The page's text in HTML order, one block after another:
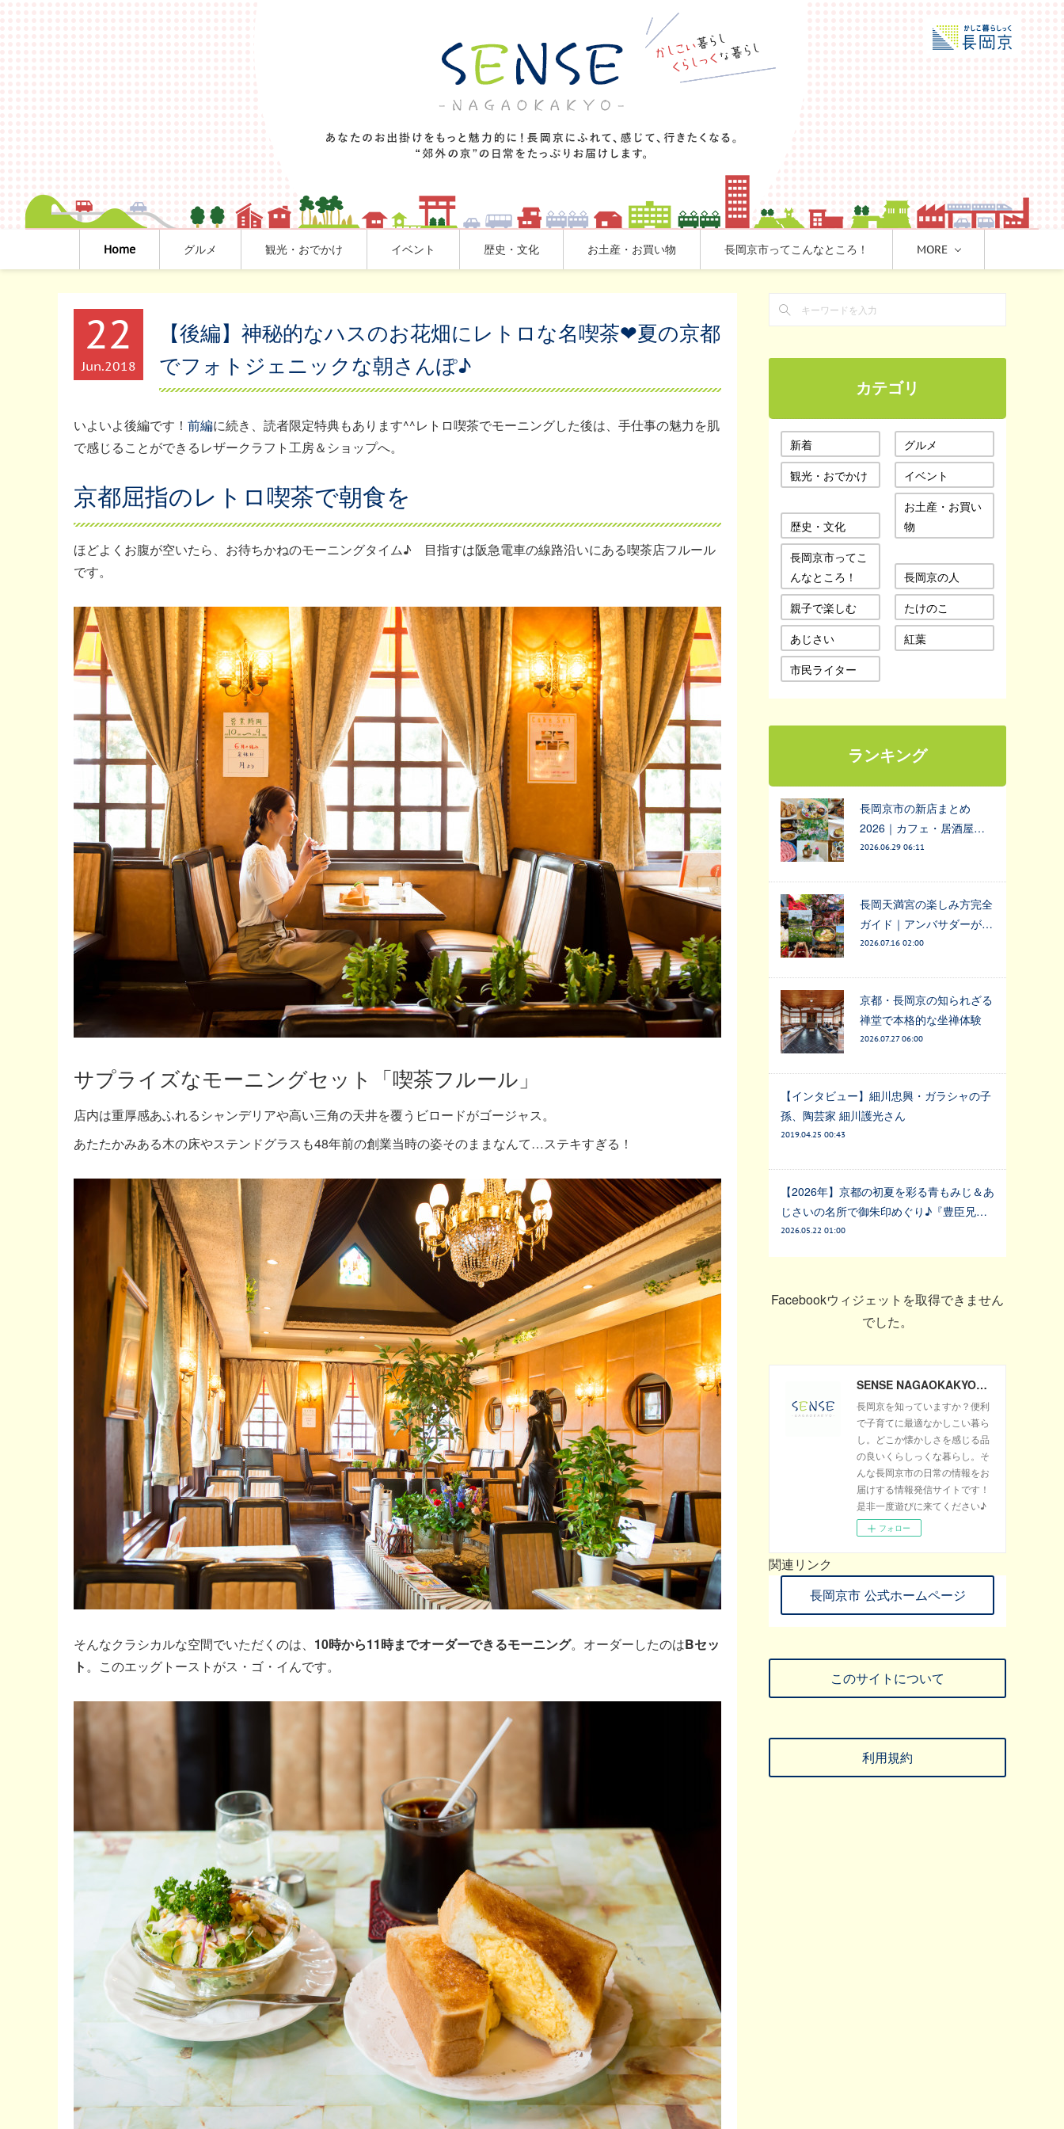
Home グルメ 観光・おでかけ イベント 歴史・文化 お土産・お買い物 長岡京市ってこんなところ！ MORE
22
Jun 2018
【後編】神秘的なハスのお花畑にレトロな名喫茶❤夏の京都
でフォトジェニックな朝さんぽ♪
いよいよ後編です！ 前編に続き、読者限定特典もあります^^レトロ喫茶でモーニングした後は、手仕事の魅力を肌
で感じることができるレザークラフト工房＆ショップへ。
京都屈指のレトロ喫茶で朝食を
ほどよくお腹が空いたら、お待ちかねのモーニングタイム♪ 目指すは阪急電車の線路沿いにある喫茶店フルール
です。
サプライズなモーニングセット「喫茶フルール」
店内は重厚感あふれるシャンデリアや高い三角の天井を覆うビロードがゴージャス。
あたたかみある木の床やステンドグラスも48年前の創業当時の姿そのままなんて…ステキすぎる！
そんなクラシカルな空間でいただくのは、 10時から11時までオーダーできるモーニング。オーダーしたのはBセッ
ト。このエッグトーストがス・ゴ・イんです。
カテゴリ
新着
グルメ
観光・おでかけ
イベント
歴史・文化
お土産・お買い
物
長岡京市ってこ
んなところ！
長岡京の人
親子で楽しむ
たけのこ
あじさい
紅葉
市民ライター
ランキング
長岡京市の新店まとめ
2026｜カフェ・居酒屋…
2026.06.29 06:11
長岡天満宮の楽しみ方完全
ガイド｜アンバサダーが…
2026.07.16 02:00
京都・長岡京の知られざる
禅堂で本格的な坐禅体験
2026.07.27 06:00
【インタビュー】細川忠興・ガラシャの子
孫、陶芸家 細川護光さん
2019.04.25 00:43
【2026年】京都の初夏を彩る青もみじ＆あ
じさいの名所で御朱印めぐり♪『豊臣兄…
2026.05.22 01:00
Facebookウィジェットを取得できません
でした。
SENSE NAGAOKAKYO ～長岡京市のサブサイト～
長岡京を知っていますか？便利
で子育てに最適なかしこい暮ら
し。どこか懐かしさを感じる品
の良いくらしっくな暮らし。そ
んな長岡京市の日常の情報をお
届けする情報発信サイトです！
是非一度遊びに来てください♪
フォロー
関連リンク
長岡京市 公式ホームページ
このサイトについて
利用規約